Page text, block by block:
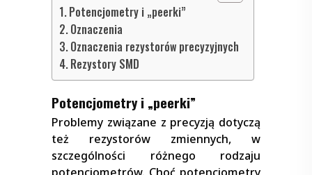
Potencjometry i „peerki”
Oznaczenia
Oznaczenia rezystorów precyzyjnych
Rezystory SMD
Potencjometry i „peerki”
Problemy związane z precyzją dotyczą
też rezystorów zmiennych, w
szczególności różnego rodzaju